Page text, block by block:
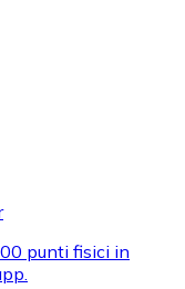
preferiti con
punti fisici in